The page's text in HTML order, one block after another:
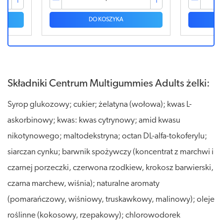
DO KOSZYKA
Składniki Centrum Multigummies Adults żelki:
Syrop glukozowy; cukier; żelatyna (wołowa); kwas L-
askorbinowy; kwas: kwas cytrynowy; amid kwasu
nikotynowego; maltodekstryna; octan DL-alfa-tokoferylu;
siarczan cynku; barwnik spożywczy (koncentrat z marchwi i
czarnej porzeczki, czerwona rzodkiew, krokosz barwierski,
czarna marchew, wiśnia); naturalne aromaty
(pomarańczowy, wiśniowy, truskawkowy, malinowy); oleje
roślinne (kokosowy, rzepakowy); chlorowodorek